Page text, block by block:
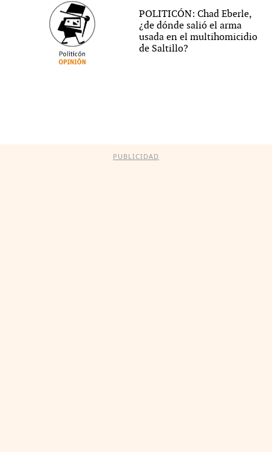
POLITICÓN: Chad Eberle,
¿de dónde salió el arma
usada en el multihomicidio
de Saltillo?
PUBLICIDAD